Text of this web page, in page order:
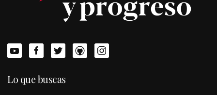
Lo que buscas